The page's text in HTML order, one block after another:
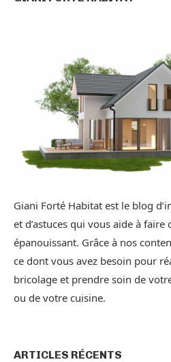
Giani Forté Habitat est le blog
et d’astuces qui vous aide à
épanouissant. Grâce à nos
ce dont vous avez besoin pour
bricolage et prendre soin de
ou de votre cuisine.
ARTICLES RÉCENTS